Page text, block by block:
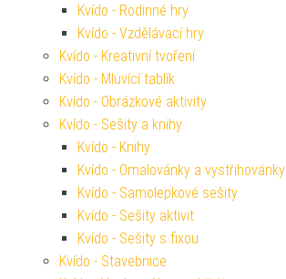
Kvído - Rodinné hry
Kvído - Vzdělávací hry
Kvído - Kreativní tvoření
Kvído - Mluvící tablík
Kvído - Obrázkové aktivity
Kvído - Sešity a knihy
Kvído - Knihy
Kvído - Omalovánky a vystřihovánky
Kvído - Samolepkové sešity
Kvído - Sešity aktivit
Kvído - Sešity s fixou
Kvído - Stavebnice